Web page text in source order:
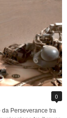
0
Perseverance tra